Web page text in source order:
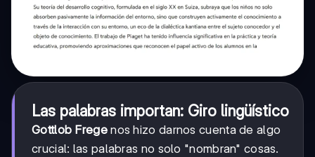
Las palabras importan: Giro lingüístico
Gottlob Fregenos hizo darnos cuenta de algo
crucial: las palabras no solo "nombran" cosas.